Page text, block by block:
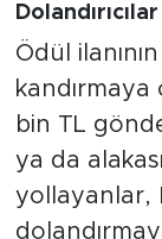
Ödül
kandırmaya
bin TL
ya da
yollayanlar,